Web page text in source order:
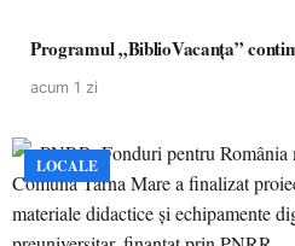
Programul „BiblioVacanța”
acum 1 zi
LOCALE